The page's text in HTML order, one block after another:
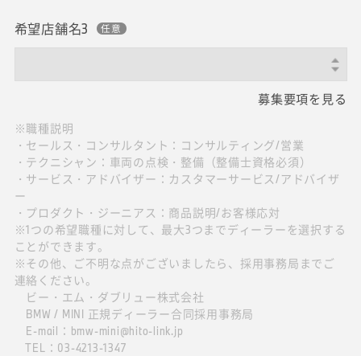
希望店舗名3
募集要項を見る
※職種説明
・セールス・コンサルタント：コンサルティング/営業
・テクニシャン：車両の点検・整備（整備士資格必須）
・サービス・アドバイザー：カスタマーサービス/アドバイザ
ー
・プロダクト・ジーニアス：商品説明/お客様応対
※1つの希望職種に対して、最大3つまでディーラーを選択する
ことができます。
※その他、ご不明な点がございましたら、採用事務局までご
連絡ください。
ビー・エム・ダブリュー株式会社
BMW / MINI 正規ディーラー合同採用事務局
E-mail：bmw-mini@hito-link.jp
TEL：03-4213-1347